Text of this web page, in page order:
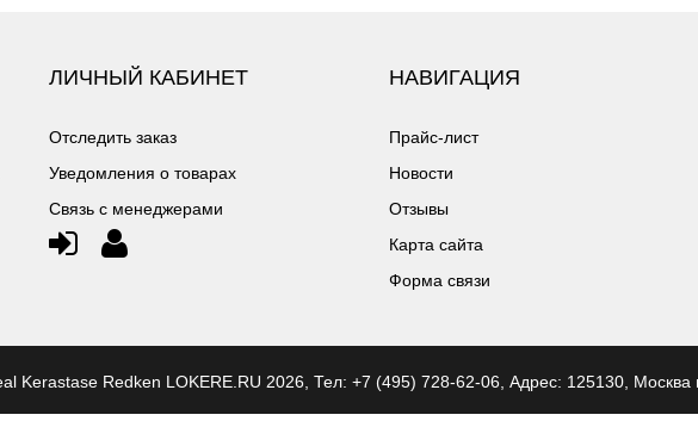
ЛИЧНЫЙ КАБИНЕТ
Отследить заказ
Уведомления о товарах
Связь с менеджерами
НАВИГАЦИЯ
Прайс-лист
Новости
Отзывы
Карта сайта
Форма связи
Kerastase Redken LOKERE.RU 2026, Тел: +7 (495) 728-62-06 Адрес: 125130, Москва